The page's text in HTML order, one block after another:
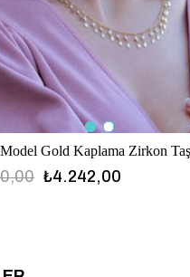
₺4.242,00